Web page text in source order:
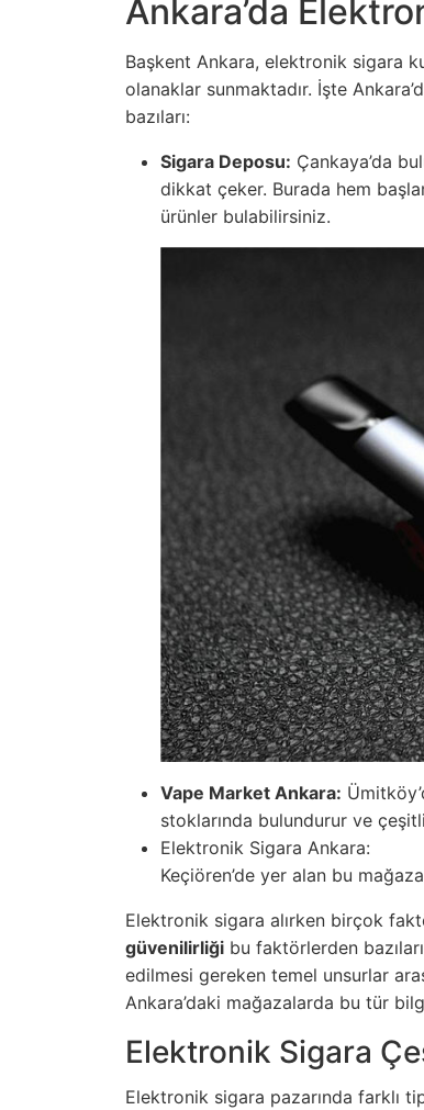
Ankara’da
Başkent Ankara, elektronik sigara
olanaklar sunmaktadır. İşte
bazıları:
Sigara Deposu: Çankaya’da
dikkat çeker. Burada hem
ürünler bulabilirsiniz.
Vape Market Ankara:
stoklarında bulundurur ve
Elektronik Sigara Ankara:
Keçiören’de yer alan bu
Elektronik sigara alırken birçok
güvenilirliği bu faktörlerden
edilmesi gereken temel unsurlar
Ankara’daki mağazalarda bu tür
Elektronik Sigara
Elektronik sigara pazarında farklı